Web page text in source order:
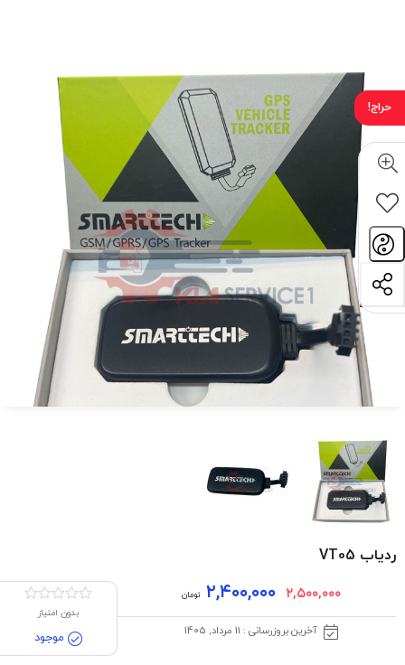
حراج!
ردیاب VT05
۲,۵۰۰,۰۰۰ ۲,۴۰۰,۰۰۰ تومان
آخرین بروزرسانی : 11 مرداد, 1405
بدون امتیاز
موجود